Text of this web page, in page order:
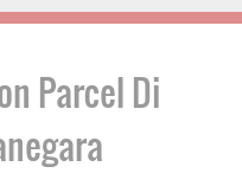
Parcel Di